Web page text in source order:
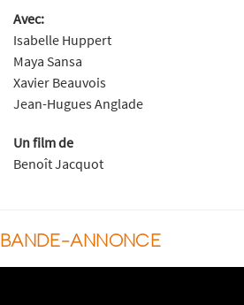
Avec:
Isabelle Huppert
Maya Sansa
Xavier Beauvois
Jean-Hugues Anglade
Un film de
Benoît Jacquot
BANDE-ANNONCE